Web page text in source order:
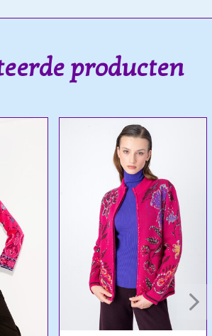
producten